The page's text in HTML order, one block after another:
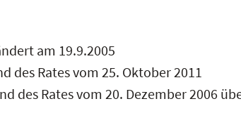
am 19.9.2005
des Rates vom 25. Oktober 2011
des Rates vom 20. Dezember 2006